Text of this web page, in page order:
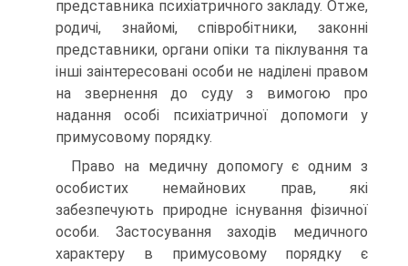
представника психіатричного закладу. Отже,
родичі, знайомі, співробіт­ники, законні
представники, органи опіки та піклування та
інші заінте­ресовані особи не наділені правом
на звернення до суду з вимогою про
надання особі психіатричної допомоги у
примусовому порядку.
Право на медичну допомогу є одним з
особистих немайнових прав, які
забезпечують природне існування фізичної
особи. Застосування заходів медичного
характеру в примусовому порядку є